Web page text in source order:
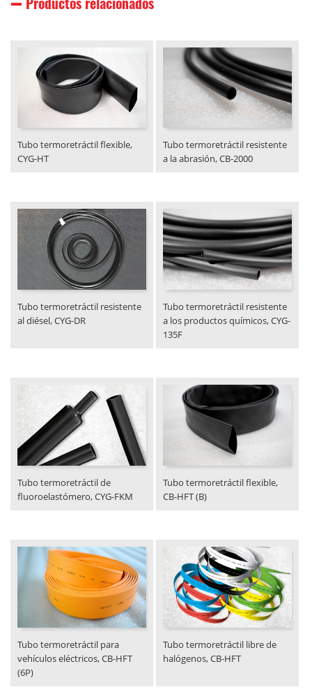
Tubo termoretráctil flexible,
CYG-HT
Tubo termoretráctil resistente
a la abrasión, CB-2000
Tubo termoretráctil resistente
al diésel, CYG-DR
Tubo termoretráctil resistente
a los productos químicos, CYG-
135F
Tubo termoretráctil de
fluoroelastómero, CYG-FKM
Tubo termoretráctil flexible,
CB-HFT (B)
Tubo termoretráctil para
vehículos eléctricos, CB-HFT
(6P)
Tubo termoretráctil libre de
halógenos, CB-HFT